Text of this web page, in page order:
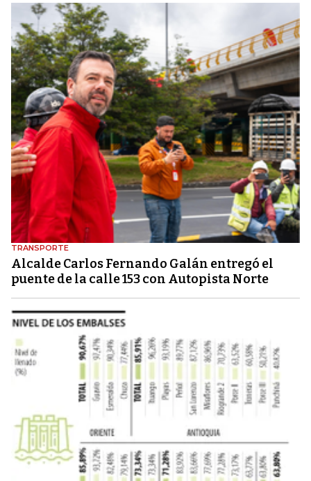
TRANSPORTE
Alcalde Carlos Fernando Galán entregó el
puente de la calle 153 con Autopista Norte